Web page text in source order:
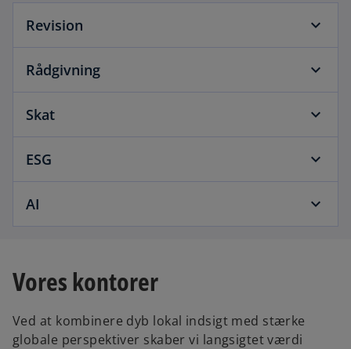
Revision
Rådgivning
Skat
ESG
AI
Vores kontorer
Ved at kombinere dyb lokal indsigt med stærke
globale perspektiver skaber vi langsigtet værdi